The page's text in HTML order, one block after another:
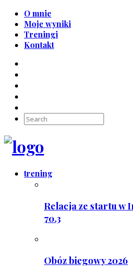
O mnie
Moje wyniki
Treningi
Kontakt
trening
Relacja ze startu w
70.3
Obóz biegowy 2026